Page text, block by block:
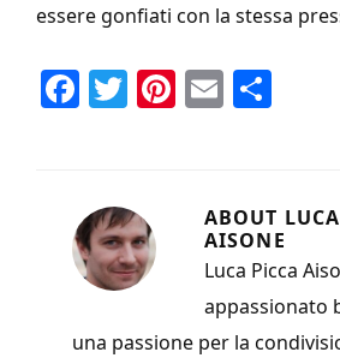
essere gonfiati con la stessa
Fa
o
o
k
T
er
Pi
es
E
l
di
vi
di
ABOUT
AISONE
Luca Picca
appassionato
una passione per la